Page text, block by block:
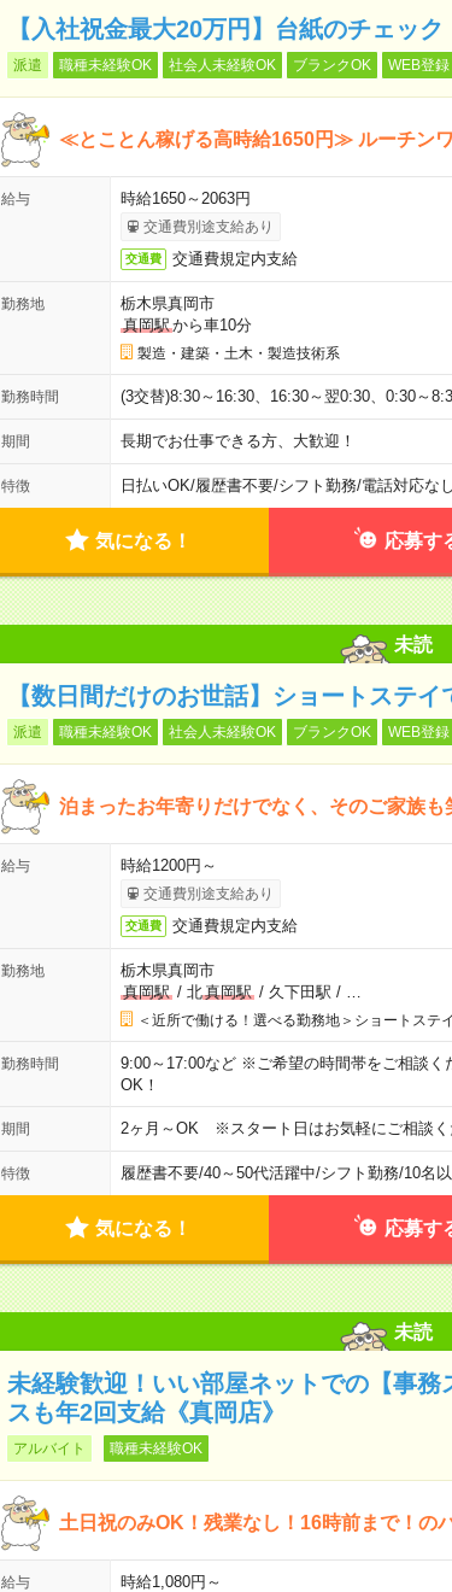
【入社祝金最大20万円】台紙のチェッ
派遣 職種未経験OK 社会人未経験OK ブランクOK WEB登
≪とことん稼げる高時給1650円≫ ルーチン
給与 時給1650～2063円
交通費別途支給あり
交通費 交通費規定内支給
勤務地
栃木県真岡市
真岡駅から車10分
製造・建築・土木・製造技術系
勤務時間 (3交替)8:30～16:30、16:30～翌0:30、0:30～
期間 長期でお仕事できる方、大歓迎！
特徴 日払いOK/履歴書不要/シフト勤務/電話対応なし
気になる！ 応募す
未読
【数日間だけのお世話】ショートステ
派遣 職種未経験OK 社会人未経験OK ブランクOK WEB登
泊まったお年寄りだけでなく、そのご家族も
給与 時給1200円～
交通費別途支給あり
交通費 交通費規定内支給
勤務地
栃木県真岡市
真岡駅/ 北真岡駅/ 久下田駅 /
＜近所で働ける！選べる勤務地＞ショートステ
勤務時間
9:00～17:00など ※ご希望の時間帯をご相談
OK！
期間 2ヶ月～OK ※スタート日はお気軽にご相談く
特徴 履歴書不要/40～50代活躍中/シフト勤務/10名
気になる！ 応募す
未読
未経験歓迎！いい部屋ネットでの【事
スも年2回支給《真岡店》
アルバイト 職種未経験OK
土日祝のみOK！残業なし！16時前まで！の
給与
時給1,080円～